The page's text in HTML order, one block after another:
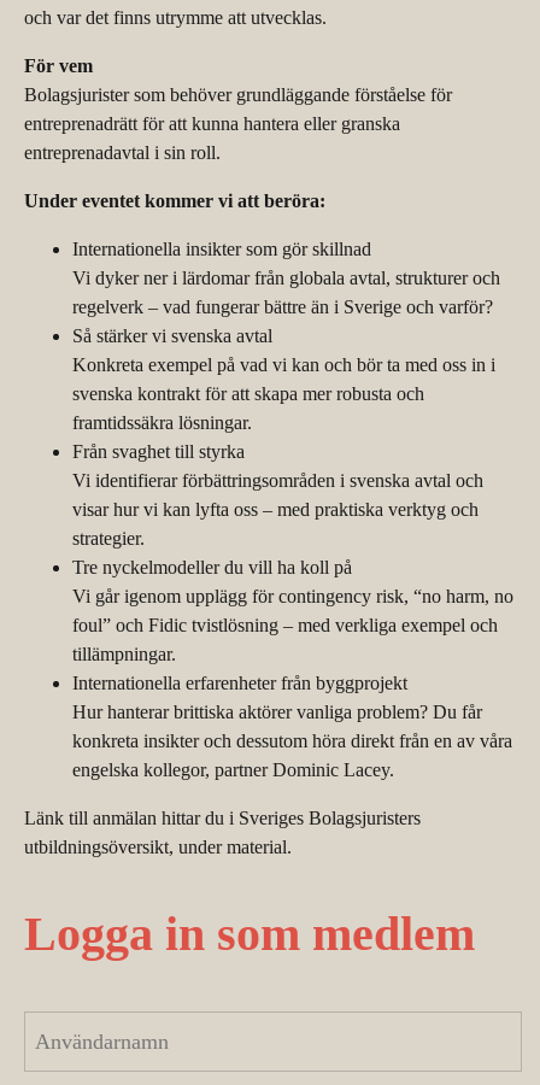
och var det finns utrymme att utvecklas.
För vem
Bolagsjurister som behöver grundläggande förståelse för
entreprenadrätt för att kunna hantera eller granska
entreprenadavtal i sin roll.
Under eventet kommer vi att beröra:
Internationella insikter som gör skillnad
Vi dyker ner i lärdomar från globala avtal, strukturer och
regelverk – vad fungerar bättre än i Sverige och varför?
Så stärker vi svenska avtal
Konkreta exempel på vad vi kan och bör ta med oss in i
svenska kontrakt för att skapa mer robusta och
framtidssäkra lösningar.
Från svaghet till styrka
Vi identifierar förbättringsområden i svenska avtal och
visar hur vi kan lyfta oss – med praktiska verktyg och
strategier.
Tre nyckelmodellerdu vill ha koll på
Vi går igenom upplägg förcontingency risk, “no harm, no
foul” och Fidic tvistlösning – med verkliga exempel och
tillämpningar.
Internationella erfarenheter från byggprojekt
Hur hanterar brittiska aktörer vanliga problem? Du får
konkreta insikter och dessutom höra direkt från en av våra
engelska kollegor, partner Dominic Lacey.
Länk till anmälan hittar du i Sveriges Bolagsjuristers
utbildningsöversikt, under material.
Logga in som medlem